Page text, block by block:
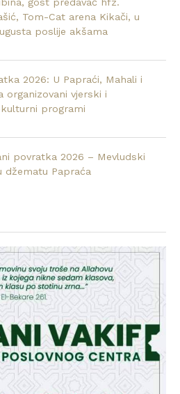
Tom-Cat arena Kikači, u
poslije akšama
2026: U Papraći, Mahali i
organizovani vjerski i
programi
povratka 2026 – Mevludski
džematu Papraća